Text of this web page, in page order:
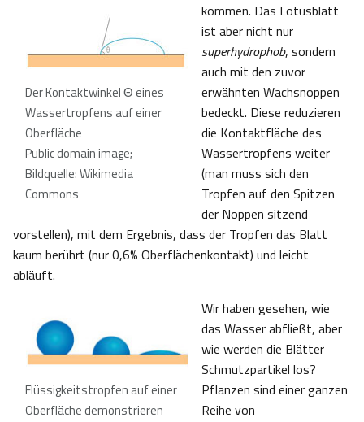
Der Kontaktwinkel Θ eines
Wassertropfens auf einer
Oberfläche
Public domain image;
Bildquelle: Wikimedia
Commons
kommen. Das Lotusblatt
ist aber nicht nur
superhydrophob, sondern
auch mit den zuvor
erwähnten Wachsnoppen
bedeckt. Diese reduzieren
die Kontaktfläche des
Wassertropfens weiter
(man muss sich den
Tropfen auf den Spitzen
der Noppen sitzend
vorstellen), mit dem Ergebnis, dass der Tropfen das Blatt
kaum berührt (nur 0,6% Oberflächenkontakt) und leicht
abläuft.
Flüssigkeitstropfen auf einer
Oberfläche demonstrieren
Wir haben gesehen, wie
das Wasser abfließt, aber
wie werden die Blätter
Schmutzpartikel los?
Pflanzen sind einer ganzen
Reihe von